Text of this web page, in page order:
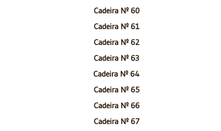
Cadeira Nº 60
Cadeira Nº 61
Cadeira Nº 62
Cadeira Nº 63
Cadeira Nº 64
Cadeira Nº 65
Cadeira Nº 66
Cadeira Nº 67